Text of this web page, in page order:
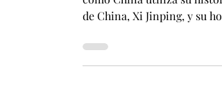
La visita al emblemático
de China, Xi Jinping, y su
cuidadosamente